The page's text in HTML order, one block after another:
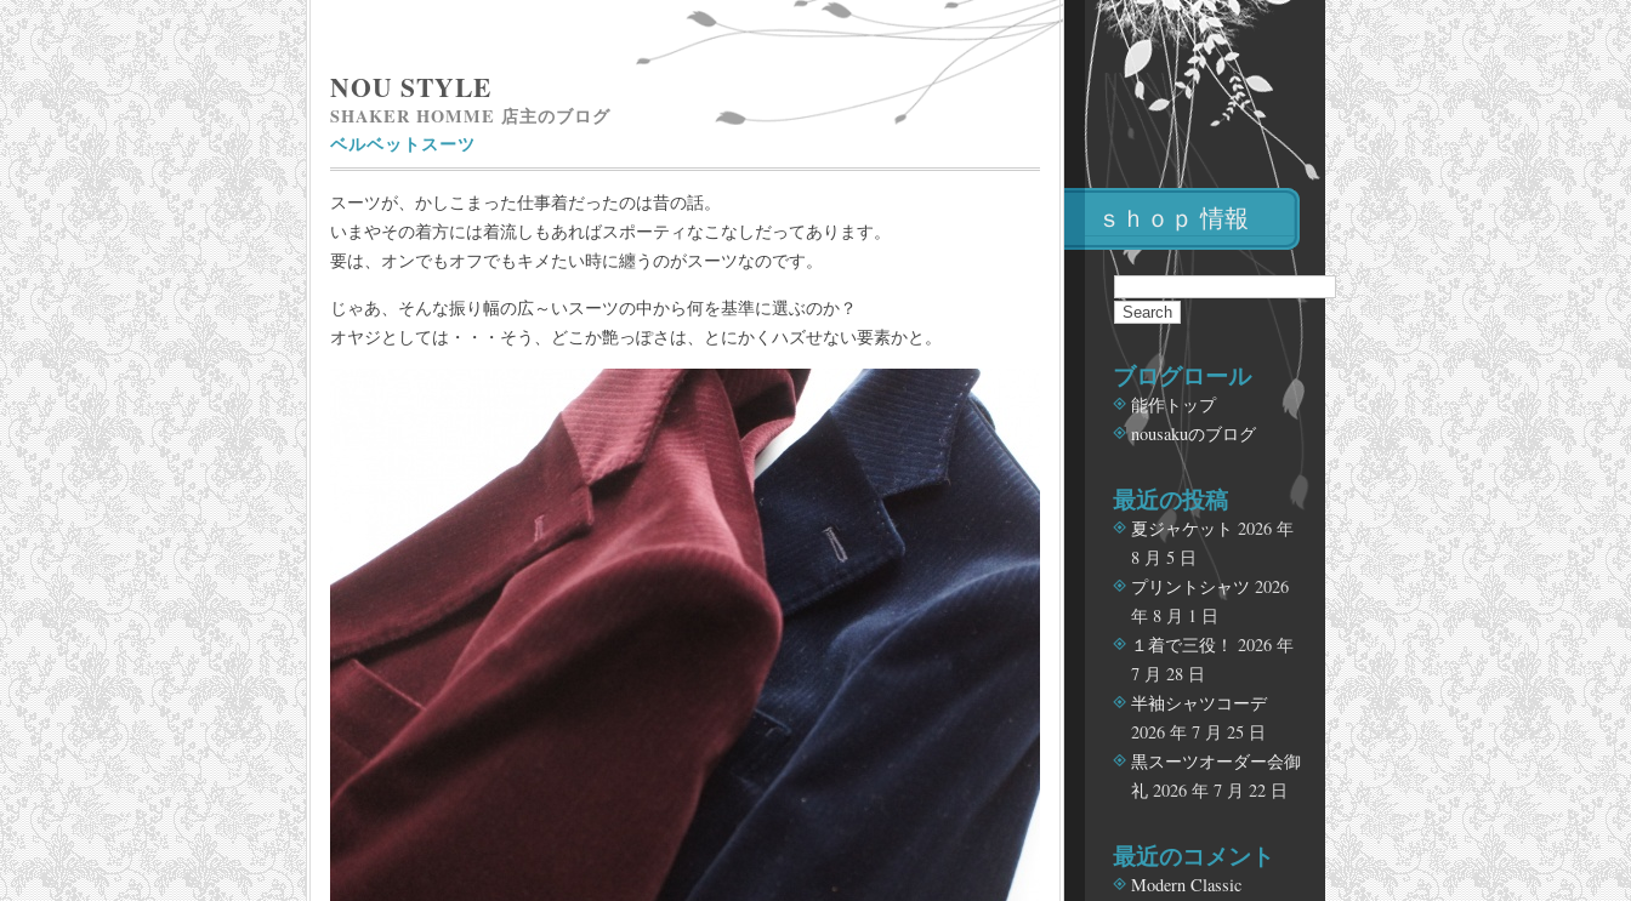
NOU STYLE
SHAKER HOMME 店主のブログ
ベルベットスーツ
スーツが、かしこまった仕事着だったのは昔の話。
いまやその着方には着流しもあればスポーティなこなしだってあります。
要は、オンでもオフでもキメたい時に纏うのがスーツなのです。
じゃあ、そんな振り幅の広～いスーツの中から何を基準に選ぶのか？
オヤジとしては・・・そう、どこか艶っぽさは、とにかくハズせない要素かと。
ｓｈｏｐ 情報
ブログロール
能作トップ
nousakuのブログ
最近の投稿
夏ジャケット 2026 年
8 月 5 日
プリントシャツ 2026
年 8 月 1 日
１着で三役！ 2026 年
7 月 28 日
半袖シャツコーデ
2026 年 7 月 25 日
黒スーツオーダー会御
礼 2026 年 7 月 22 日
最近のコメント
Modern Classic